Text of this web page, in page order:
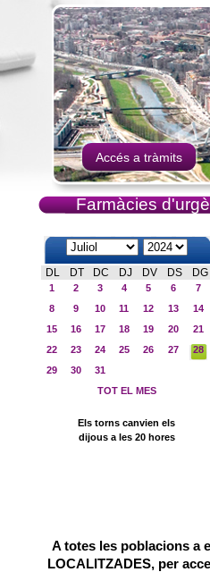
Accés a tràmits
Farmàcies
DL DT DC DJ DV DS DG
1 2 3 4 5 6
7
8
9 10 11 12 13
14
15
16 17 18 19 20
21
22
23 24 25 26 27
28
29
30
31
TOT EL MES
Els torns canvien els
dijous a les 20 hores
A totes les poblacions a
LOCALITZADES, per